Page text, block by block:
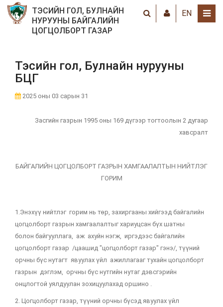
ТЭСИЙН ГОЛ, БУЛНАЙН
НУРУУНЫ БАЙГАЛИЙН
ЦОГЦОЛБОРТ ГАЗАР
EN
Тэсийн гол, Булнайн нурууны
БЦГ
2025 оны 03 сарын 31
Засгийн газрын 1995 оны 169 дүгээр тогтоолын 2 дугаар
хавсралт
БАЙГАЛИЙН ЦОГЦОЛБОРТ ГАЗРЫН ХАМГААЛАЛТЫН НИЙТЛЭГ
ГОРИМ
1.Энэхүү нийтлэг горим нь төр, захиргааны хийгээд байгалийн
цогцолборт газрын хамгаалалтыг хариуцсан бүх шатны
болон байгууллага, аж ахуйн нэгж, иргэдээс байгалийн
цогцолборт газар /цаашид "цогцолборт газар" гэнэ/, түүний
орчны бүс нутагт явуулах үйл ажиллагааг тухайн цогцолборт
газрын дэглэм, орчны бүс нутгийн нутаг дэвсгэрийн
онцлогтой уялдуулан зохицуулахад оршино .
2. Цогцолборт газар, түүний орчны бүсэд явуулах үйл